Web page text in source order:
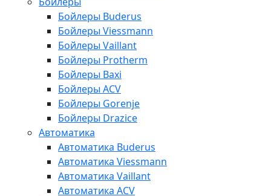
Бойлеры Buderus
Бойлеры Viessmann
Бойлеры Vaillant
Бойлеры Protherm
Бойлеры Baxi
Бойлеры ACV
Бойлеры Gorenje
Бойлеры Drazice
Автоматика
Автоматика Buderus
Автоматика Viessmann
Автоматика Vaillant
Автоматика ACV